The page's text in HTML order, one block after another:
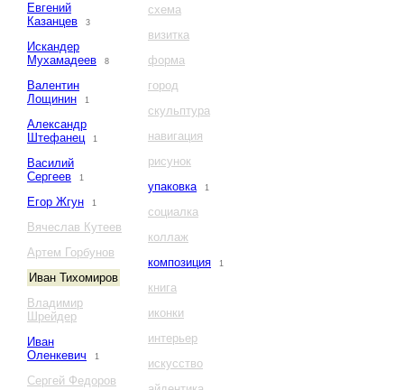
Евгений
Казанцев
3
Искандер
Мухамадеев
8
Валентин
Лощинин
1
Александр
Штефанец
1
Василий
Сергеев
1
Егор Жгун 1
Вячеслав Кутеев
Артем Горбунов
Иван Тихомиров
Владимир
Шрейдер
Иван
Оленкевич
1
Сергей Федоров
схема
визитка
форма
город
скульптура
навигация
рисунок
упаковка
1
социалка
коллаж
композиция
1
книга
иконки
интерьер
искусство